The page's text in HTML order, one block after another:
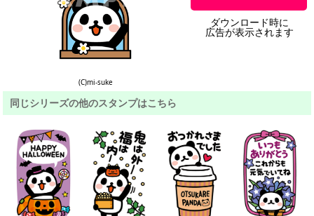
(C)mi-suke
ダウンロード時に
広告が表示されます
同じシリーズの他のスタンプはこちら